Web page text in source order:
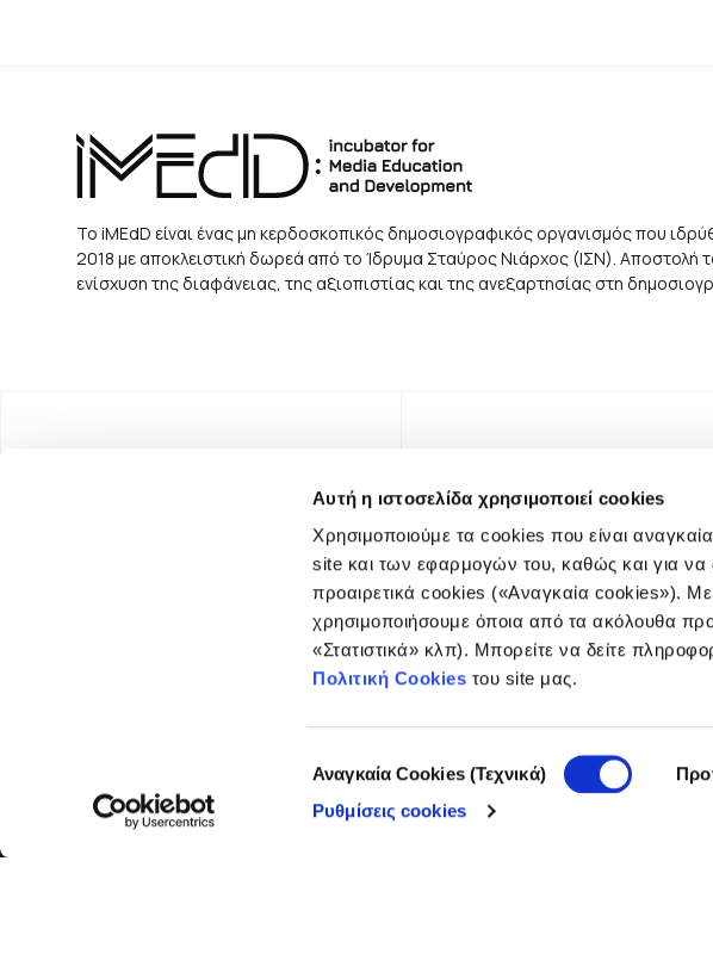
Αυτή η ιστοσελίδα χρησιμοποιεί cookies
Χρησιμοποιούμε τα cookies που είναι
site και των εφαρμογών του, καθώς και για να
προαιρετικά cookies («Αναγκαία cookies»).
χρησιμοποιήσουμε όποια από τα ακόλουθα
«Στατιστικά» κλπ). Μπορείτε να δείτε
Πολιτική Cookies του site μας.
συγκατάθεσης
Αναγκαία Cookies (Τεχνικά)
Ρυθμίσεις cookies
Το iMEdD είναι ένας μη κερδοσκοπικός δημοσιογραφικός οργανισμός που
2018 με αποκλειστική δωρεά από το Ίδρυμα Σταύρος Νιάρχος (ΙΣΝ). Αποστολή
ενίσχυση της διαφάνειας, της αξιοπιστίας και της ανεξαρτησίας στη
© COPYRIGHT iMEdD